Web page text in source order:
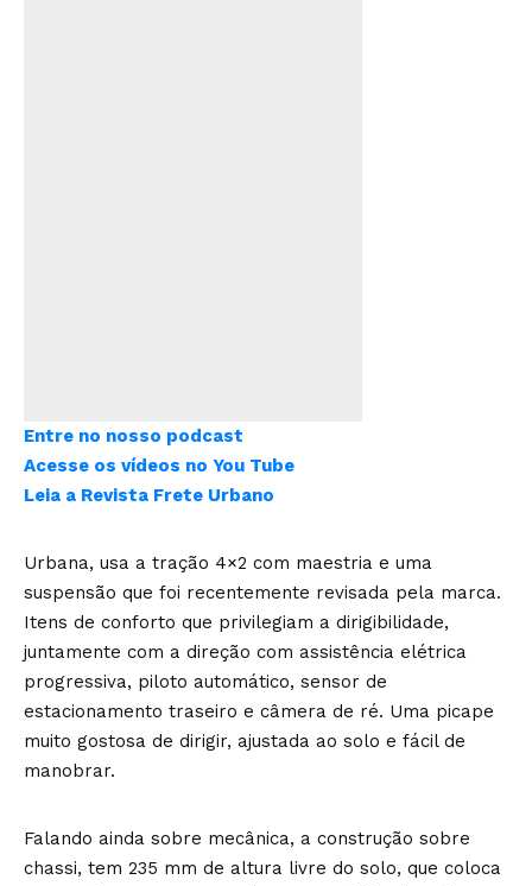
Entre no nosso podcast
Acesse os vídeos no You Tube
Leia a Revista Frete Urbano
Urbana, usa a tração 4×2 com maestria e uma
suspensão que foi recentemente revisada pela marca.
Itens de conforto que privilegiam a dirigibilidade,
juntamente com a direção com assistência elétrica
progressiva, piloto automático, sensor de
estacionamento traseiro e câmera de ré. Uma picape
muito gostosa de dirigir, ajustada ao solo e fácil de
manobrar.
Falando ainda sobre mecânica, a construção sobre
chassi, tem 235 mm de altura livre do solo, que coloca